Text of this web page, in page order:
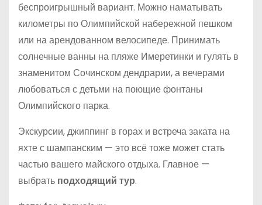
беспроигрышный вариант. Можно наматывать
километры по Олимпийской набережной пешком
или на арендованном велосипеде. Принимать
солнечные ванны на пляже Имеретинки и гулять в
знаменитом Сочинском дендрарии, а вечерами
любоваться с детьми на поющие фонтаны
Олимпийского парка.
Экскурсии, джиппинг в горах и встреча заката на
яхте с шампанским — это всё тоже может стать
частью вашего майского отдыха. Главное —
выбрать подходящий тур.